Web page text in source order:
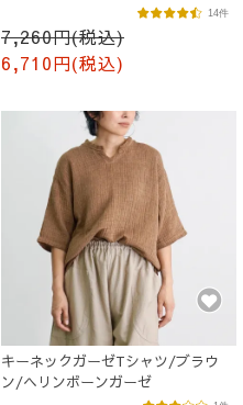
7,260円(税込)
6,710円(税込)
14件
キーネックガーゼTシャツ/ブラウ
ン/ヘリンボーンガーゼ